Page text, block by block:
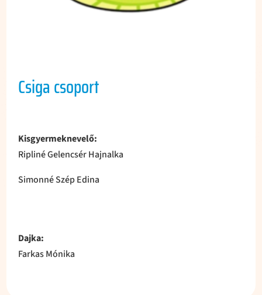
Csiga csoport
Kisgyermeknevelő:
Ripliné Gelencsér Hajnalka
Simonné Szép Edina
Dajka:
Farkas Mónika